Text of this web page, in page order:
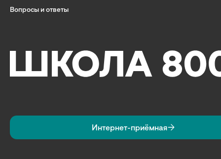
Вопросы и ответы
Интернет-приёмная